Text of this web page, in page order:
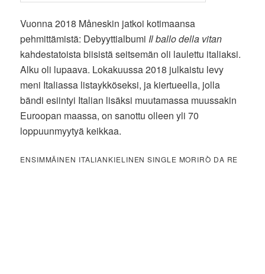
Vuonna 2018 Måneskin jatkoi kotimaansa
pehmittämistä: Debyyttialbumi Il ballo della vitan
kahdestatoista biisistä seitsemän oli laulettu italiaksi.
Alku oli lupaava. Lokakuussa 2018 julkaistu levy
meni Italiassa listaykköseksi, ja kiertueella, jolla
bändi esiintyi Italian lisäksi muutamassa muussakin
Euroopan maassa, on sanottu olleen yli 70
loppuunmyytyä keikkaa.
ENSIMMÄINEN ITALIANKIELINEN SINGLE MORIRÒ DA RE